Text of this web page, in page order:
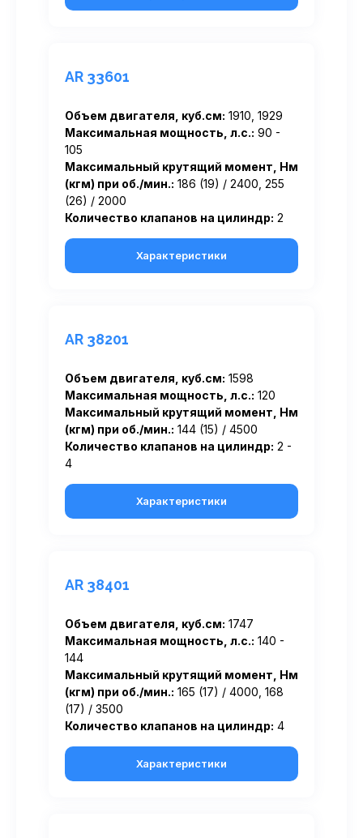
AR 33601
Объем двигателя, куб.см: 1910, 1929
Максимальная мощность, л.с.: 90 -
105
Максимальный крутящий момент, Нм
(кгм) при об./мин.: 186 (19) / 2400, 255
(26) / 2000
Количество клапанов на цилиндр: 2
Характеристики
AR 38201
Объем двигателя, куб.см: 1598
Максимальная мощность, л.с.: 120
Максимальный крутящий момент, Нм
(кгм) при об./мин.: 144 (15) / 4500
Количество клапанов на цилиндр: 2 -
4
Характеристики
AR 38401
Объем двигателя, куб.см: 1747
Максимальная мощность, л.с.: 140 -
144
Максимальный крутящий момент, Нм
(кгм) при об./мин.: 165 (17) / 4000, 168
(17) / 3500
Количество клапанов на цилиндр: 4
Характеристики